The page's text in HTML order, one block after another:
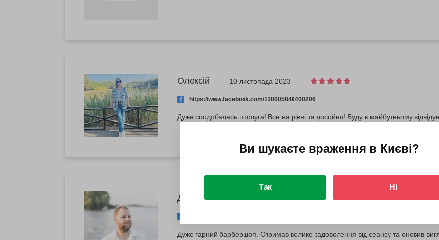
Олексій 10 листопада 2023
https://www.facebook.com/100005840400206
Дуже сподобалась послуга! Все на рівні та досойно! Буду в майбутньому
Дмитро 16 жовтня 2023
Дуже гарний барбершоп. Отримав велике задоволення від сеансу та оновив
Ви шукаєте враження в Києві?
Так Ні